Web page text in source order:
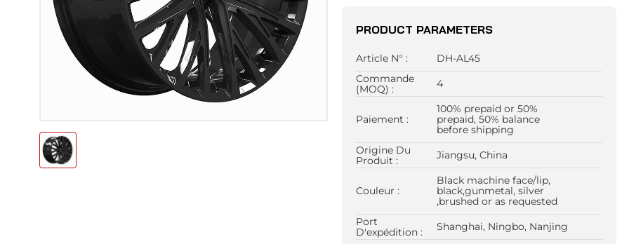
PRODUCT PARAMETERS
Article N° :
DH-AL45
Commande
(MOQ) :
4
Paiement :
100% prepaid or 50%
prepaid, 50% balance
before shipping
Origine Du
Produit :
Jiangsu, China
Couleur :
Black machine face/lip,
black,gunmetal, silver
,brushed or as requested
Port
D'expédition :
Shanghai, Ningbo, Nanjing